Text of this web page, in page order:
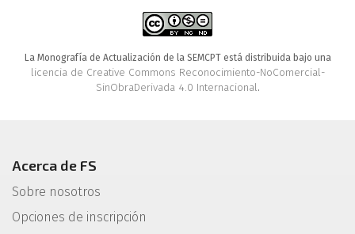
La Monografía de Actualización de la SEMCPT está distribuida bajo una
licencia de Creative Commons Reconocimiento-NoComercial-
SinObraDerivada 4.0 Internacional.
Acerca de FS
Sobre nosotros
Opciones de inscripción